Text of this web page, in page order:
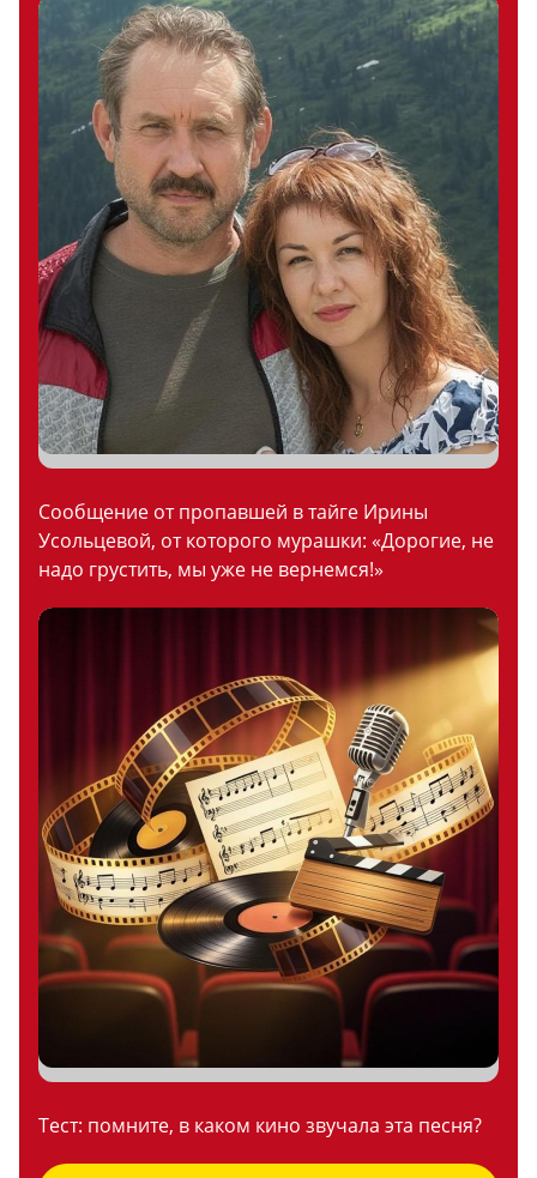
Сообщение от пропавшей в тайге Ирины
Усольцевой, от которого мурашки: «Дорогие, не
надо грустить, мы уже не вернемся!»
Тест: помните, в каком кино звучала эта песня?